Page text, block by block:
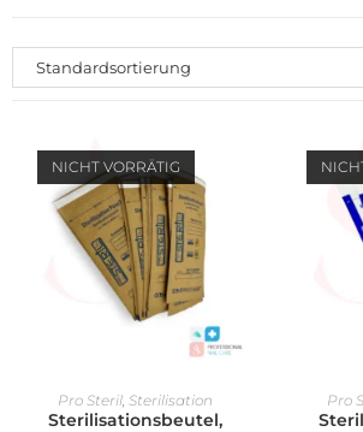
NICHT VORRÄTIG
WEITERLESEN
Pro Steril, Sterilisation
Sterilisationsbeutel,
Pro